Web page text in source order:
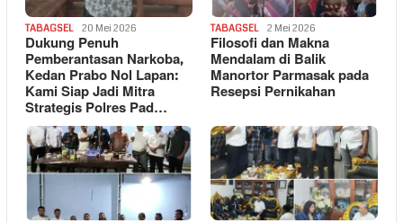
TABAGSEL 20 Mei 2026
Dukung Penuh
Pemberantasan Narkoba,
Kedan Prabo Nol Lapan:
Kami Siap Jadi Mitra
Strategis Polres Pad…
TABAGSEL 2 Mei 2026
Filosofi dan Makna
Mendalam di Balik
Manortor Parmasak pada
Resepsi Pernikahan